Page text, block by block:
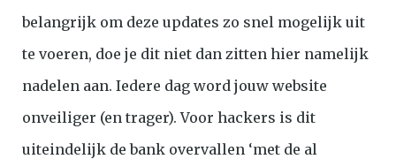
belangrijk om deze updates zo snel mogelijk uit
te voeren, doe je dit niet dan zitten hier namelijk
nadelen aan. Iedere dag word jouw website
onveiliger (en trager). Voor hackers is dit
uiteindelijk de bank overvallen ‘met de al